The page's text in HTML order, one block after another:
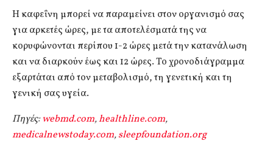
Η καφεΐνη μπορεί να παραμείνει στον οργανισμό σας
για αρκετές ώρες, με τα αποτελέσματά της να
κορυφώνονται περίπου 1-2 ώρες μετά την κατανάλωση
και να διαρκούν έως και 12 ώρες. Το χρονοδιάγραμμα
εξαρτάται από τον μεταβολισμό, τη γενετική και τη
γενική σας υγεία.
Πηγές:webmd.com,healthline.com,
medicalnewstoday.com,sleepfoundation.org